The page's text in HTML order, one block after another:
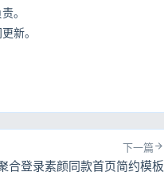
。
新。
下一篇
合登录素颜同款首页简约模板